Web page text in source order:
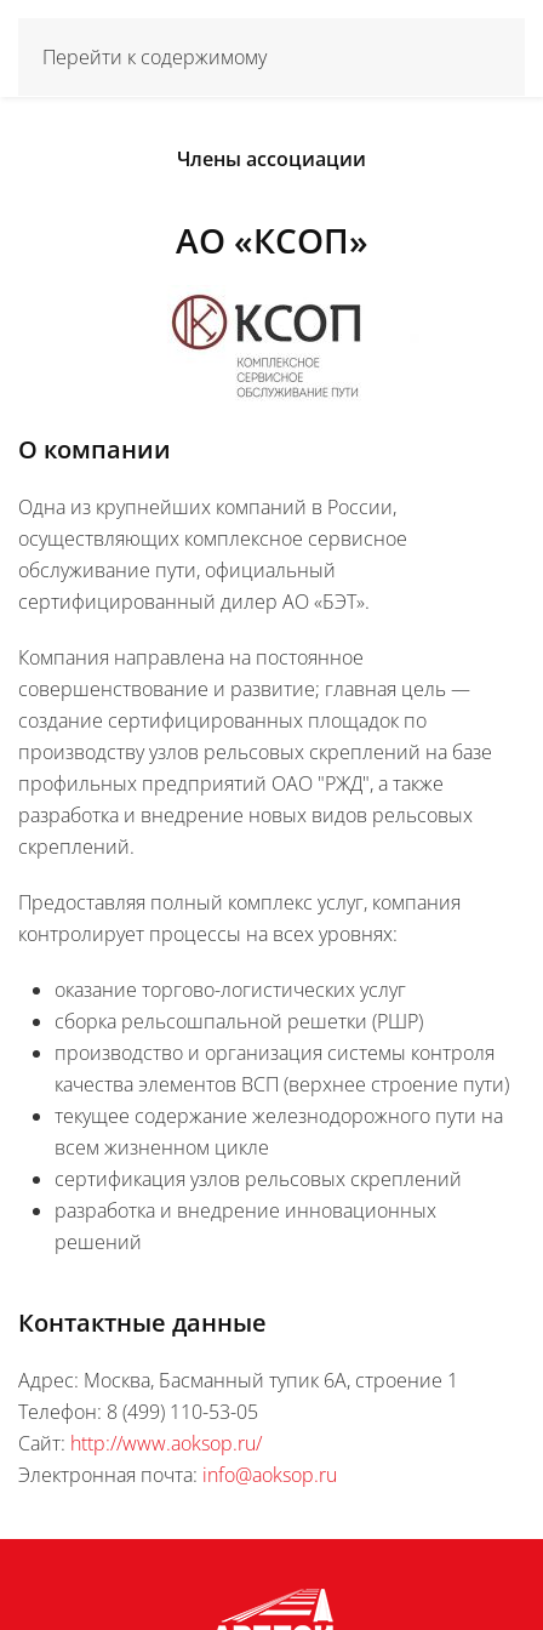
Перейти к содержимому
Члены ассоциации
АО «КСОП»
О компании
Одна из крупнейших компаний в России,
осуществляющих комплексное сервисное
обслуживание пути, официальный
сертифицированный дилер АО «БЭТ».
Компания направлена на постоянное
совершенствование и развитие; главная цель —
создание сертифицированных площадок по
производству узлов рельсовых скреплений на базе
профильных предприятий ОАО "РЖД", а также
разработка и внедрение новых видов рельсовых
скреплений.
Предоставляя полный комплекс услуг, компания
контролирует процессы на всех уровнях:
оказание торгово-логистических услуг
сборка рельсошпальной решетки (РШР)
производство и организация системы контроля
качества элементов ВСП (верхнее строение пути)
текущее содержание железнодорожного пути на
всем жизненном цикле
сертификация узлов рельсовых скреплений
разработка и внедрение инновационных
решений
Контактные данные
Адрес: Москва, Басманный тупик 6А, строение 1
Телефон: 8 (499) 110-53-05
Сайт: http://www.aoksop.ru/
Электронная почта: info@aoksop.ru